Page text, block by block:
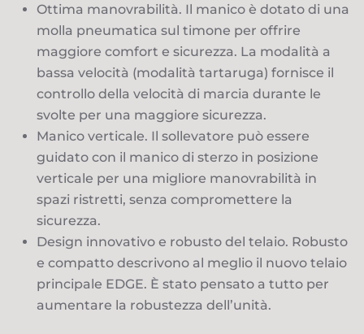
Ottima manovrabilità. Il manico è dotato di una
molla pneumatica sul timone per offrire
maggiore comfort e sicurezza. La modalità a
bassa velocità (modalità tartaruga) fornisce il
controllo della velocità di marcia durante le
svolte per una maggiore sicurezza.
Manico verticale. Il sollevatore può essere
guidato con il manico di sterzo in posizione
verticale per una migliore manovrabilità in
spazi ristretti, senza compromettere la
sicurezza.
Design innovativo e robusto del telaio. Robusto
e compatto descrivono al meglio il nuovo telaio
principale EDGE. È stato pensato a tutto per
aumentare la robustezza dell’unità.